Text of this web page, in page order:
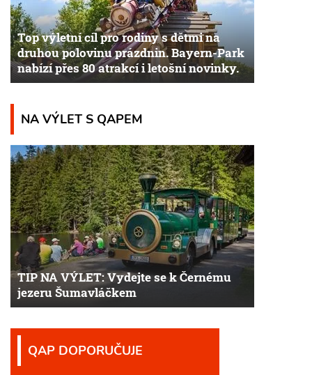
Top výletní cíl pro rodiny s dětmi na
druhou polovinu prázdnin. Bayern-Park
nabízí přes 80 atrakcí i letošní novinky.
NA VÝLET S QAPEM
TIP NA VÝLET: Vydejte se k Černému
jezeru Šumavláčkem
QAP DOPORUČUJE